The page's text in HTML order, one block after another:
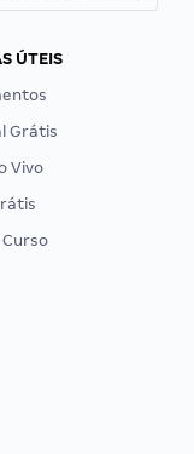
ÚTEIS
Grátis
Vivo